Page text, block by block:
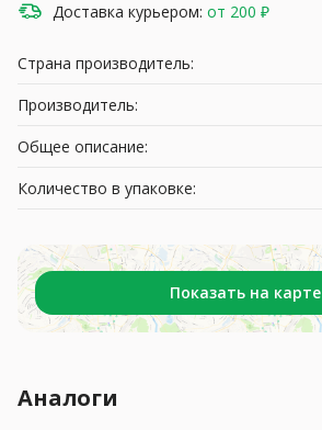
Доставка курьером: от 200 ₽
Страна производитель:
Производитель:
Общее описание:
Количество в упаковке:
Показать на карте
Аналоги